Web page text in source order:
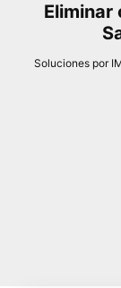
Eliminar
Soluciones por